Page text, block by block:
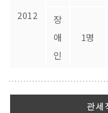
2012
장
애
인
1명
관세